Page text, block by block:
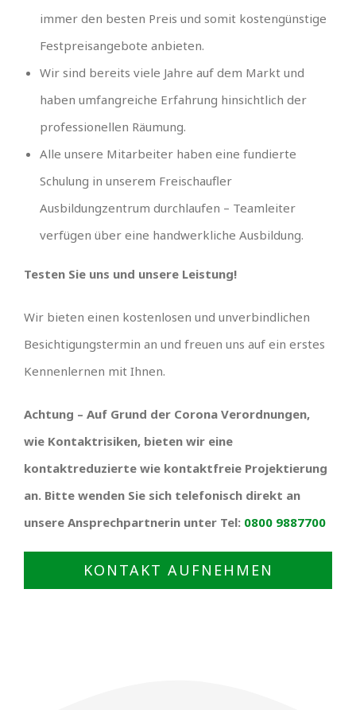
immer den besten Preis und somit kostengünstige
Festpreisangebote anbieten.
Wir sind bereits viele Jahre auf dem Markt und
haben umfangreiche Erfahrung hinsichtlich der
professionellen Räumung.
Alle unsere Mitarbeiter haben eine fundierte
Schulung in unserem Freischaufler
Ausbildungzentrum durchlaufen – Teamleiter
verfügen über eine handwerkliche Ausbildung.
Testen Sie uns und unsere Leistung!
Wir bieten einen kostenlosen und unverbindlichen
Besichtigungstermin an und freuen uns auf ein erstes
Kennenlernen mit Ihnen.
Achtung – Auf Grund der Corona Verordnungen,
wie Kontaktrisiken, bieten wir eine
kontaktreduzierte wie kontaktfreie Projektierung
an. Bitte wenden Sie sich telefonisch direkt an
unsere Ansprechpartnerin unter Tel: 0800 9887700
KONTAKT AUFNEHMEN